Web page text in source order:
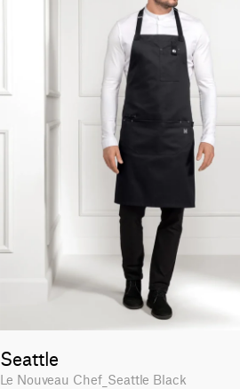
Seattle
Le Nouveau Chef_Seattle Black